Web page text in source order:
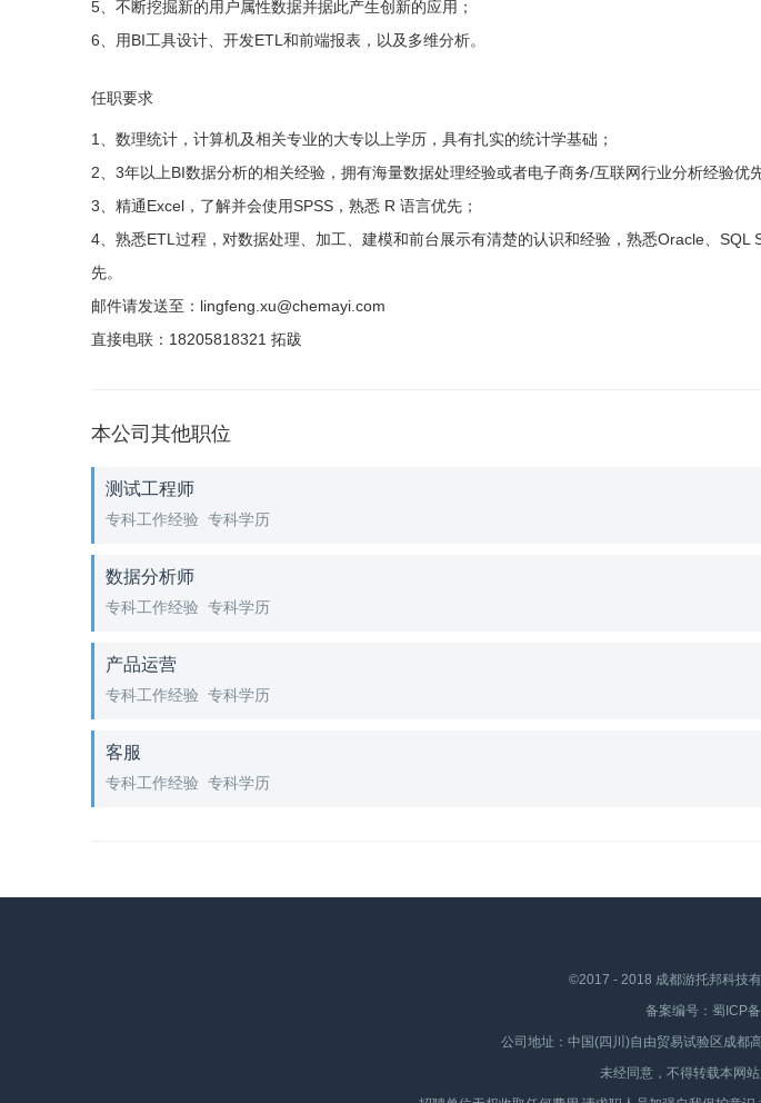
5、不断挖掘新的用户属性数据并据此产生创新的应用；
6、用BI工具设计、开发ETL和前端报表，以及多维分析。
任职要求
1、数理统计，计算机及相关专业的大专以上学历，具有扎实的统计学基础；
2、3年以上BI数据分析的相关经验，拥有海量数据处理经验或者电子商务/互联网行业分析经验优
3、精通Excel，了解并会使用SPSS，熟悉 R 语言优先；
4、熟悉ETL过程，对数据处理、加工、建模和前台展示有清楚的认识和经验，熟悉Oracle、SQL
先。
邮件请发送至：lingfeng.xu@chemayi.com
直接电联：18205818321 拓跋
本公司其他职位
测试工程师
专科工作经验 专科学历
数据分析师
专科工作经验 专科学历
产品运营
专科工作经验 专科学历
客服
专科工作经验 专科学历
©2017 - 2018 成都游托邦科技
备案编号： 蜀ICP
公司地址：中国(四川)自由贸易试验区成都
未经同意，不得转载本网